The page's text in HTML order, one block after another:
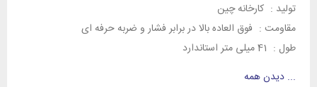
تولید : کارخانه چین
مقاومت : فوق العاده بالا در برابر فشار و ضربه حرفه ای
طول :
... دیدن همه